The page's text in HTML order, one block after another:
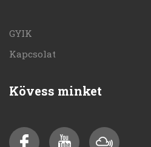
GYIK
Kapcsolat
Kövess minket